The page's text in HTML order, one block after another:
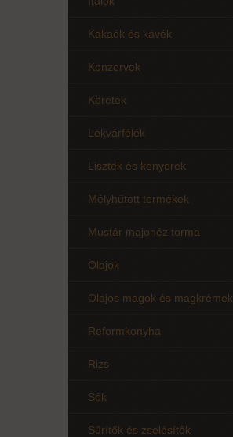
Kakaók és kávék
Konzervek
Köretek
Lekvárfélék
Lisztek és kenyerek
Mélyhűtött termékek
Mustár majonéz torma
Olajok
Olajos magok és magkrémek
Reformkonyha
Rizs
Sók
Sűrítők és zselésítők